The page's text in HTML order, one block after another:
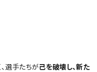
選手たちが己を破壊し、新た